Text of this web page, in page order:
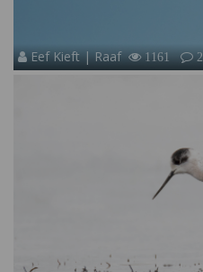
Eef Kieft | Raaf 1161 2